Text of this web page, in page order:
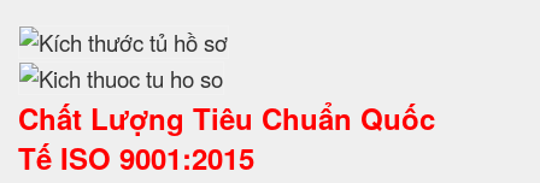
Chất Lượng Tiêu Chuẩn Quốc
Tế ISO 9001:2015